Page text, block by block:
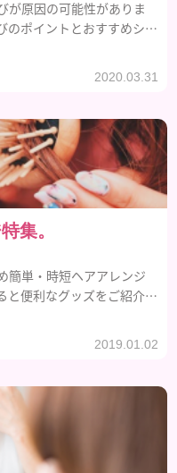
が原因の可能性がありま
のポイントとおすすめシャ
2020.03.31
集。
簡単・時短ヘアアレンジ
と便利なグッズをご紹介し
2019.01.02